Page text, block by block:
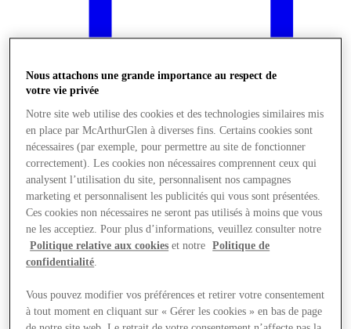
Boutiques
Nous attachons une grande importance au respect de
votre vie privée
Notre site web utilise des cookies et des technologies similaires mis
en place par McArthurGlen à diverses fins. Certains cookies sont
nécessaires (par exemple, pour permettre au site de fonctionner
correctement). Les cookies non nécessaires comprennent ceux qui
analysent l’utilisation du site, personnalisent nos campagnes
marketing et personnalisent les publicités qui vous sont présentées.
Ces cookies non nécessaires ne seront pas utilisés à moins que vous
ne les acceptiez. Pour plus d’informations, veuillez consulter notre
Politique relative aux cookies et notre
Politique de
confidentialité.
Vous pouvez modifier vos préférences et retirer votre consentement
à tout moment en cliquant sur « Gérer les cookies » en bas de page